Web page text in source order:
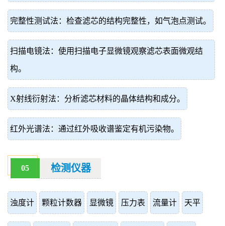
完整性测试法：检查滤芯的结构完整性，如气泡点测试。
扫描电镜法：使用扫描电子显微镜观察滤芯表面微观结
构。
X射线衍射法：分析滤芯材料的晶体结构和成分。
红外光谱法：通过红外吸收谱鉴定有机污染物。
05 检测仪器
浊度计 颗粒计数器 显微镜 压力表 流量计 天平